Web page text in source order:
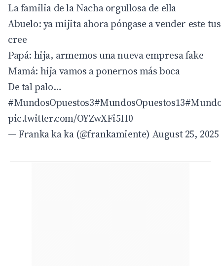
La familia de la Nacha orgullosa de ella
Abuelo: ya mijita ahora póngase a vender este
cree
Papá: hija, armemos una nueva empresa fake
Mamá: hija vamos a ponernos más boca
De tal palo…
#MundosOpuestos3#MundosOpuestos13
pic.twitter.com/OYZwXFi5H0
— Franka ka ka (@frankamiente) August 25, 2025